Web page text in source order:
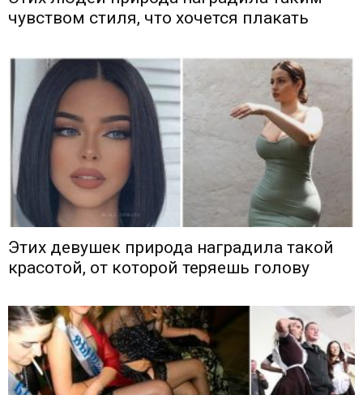
чувством стиля, что хочется плакать
Этих девушек природа наградила такой
красотой, от которой теряешь голову